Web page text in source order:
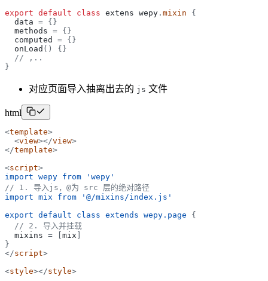
export default class extens wepy . mixin
{
data = { }
methods = { }
computed
= { }
onLoad ( ) { }
// ,..
}
对应页面导入抽离出去的 js 文件
html
<template>
<view></view>
</template>
<script>
import wepy from 'wepy'
// 1. 导入js，@为 src 层的绝对路径
import mix from '@/mixins/index.js'
export default class extends wepy.page {
// 2. 导入并挂载
mixins = mix
}
</script>
<style></style>